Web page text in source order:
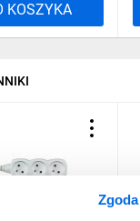
Zgoda
KOSZYKA